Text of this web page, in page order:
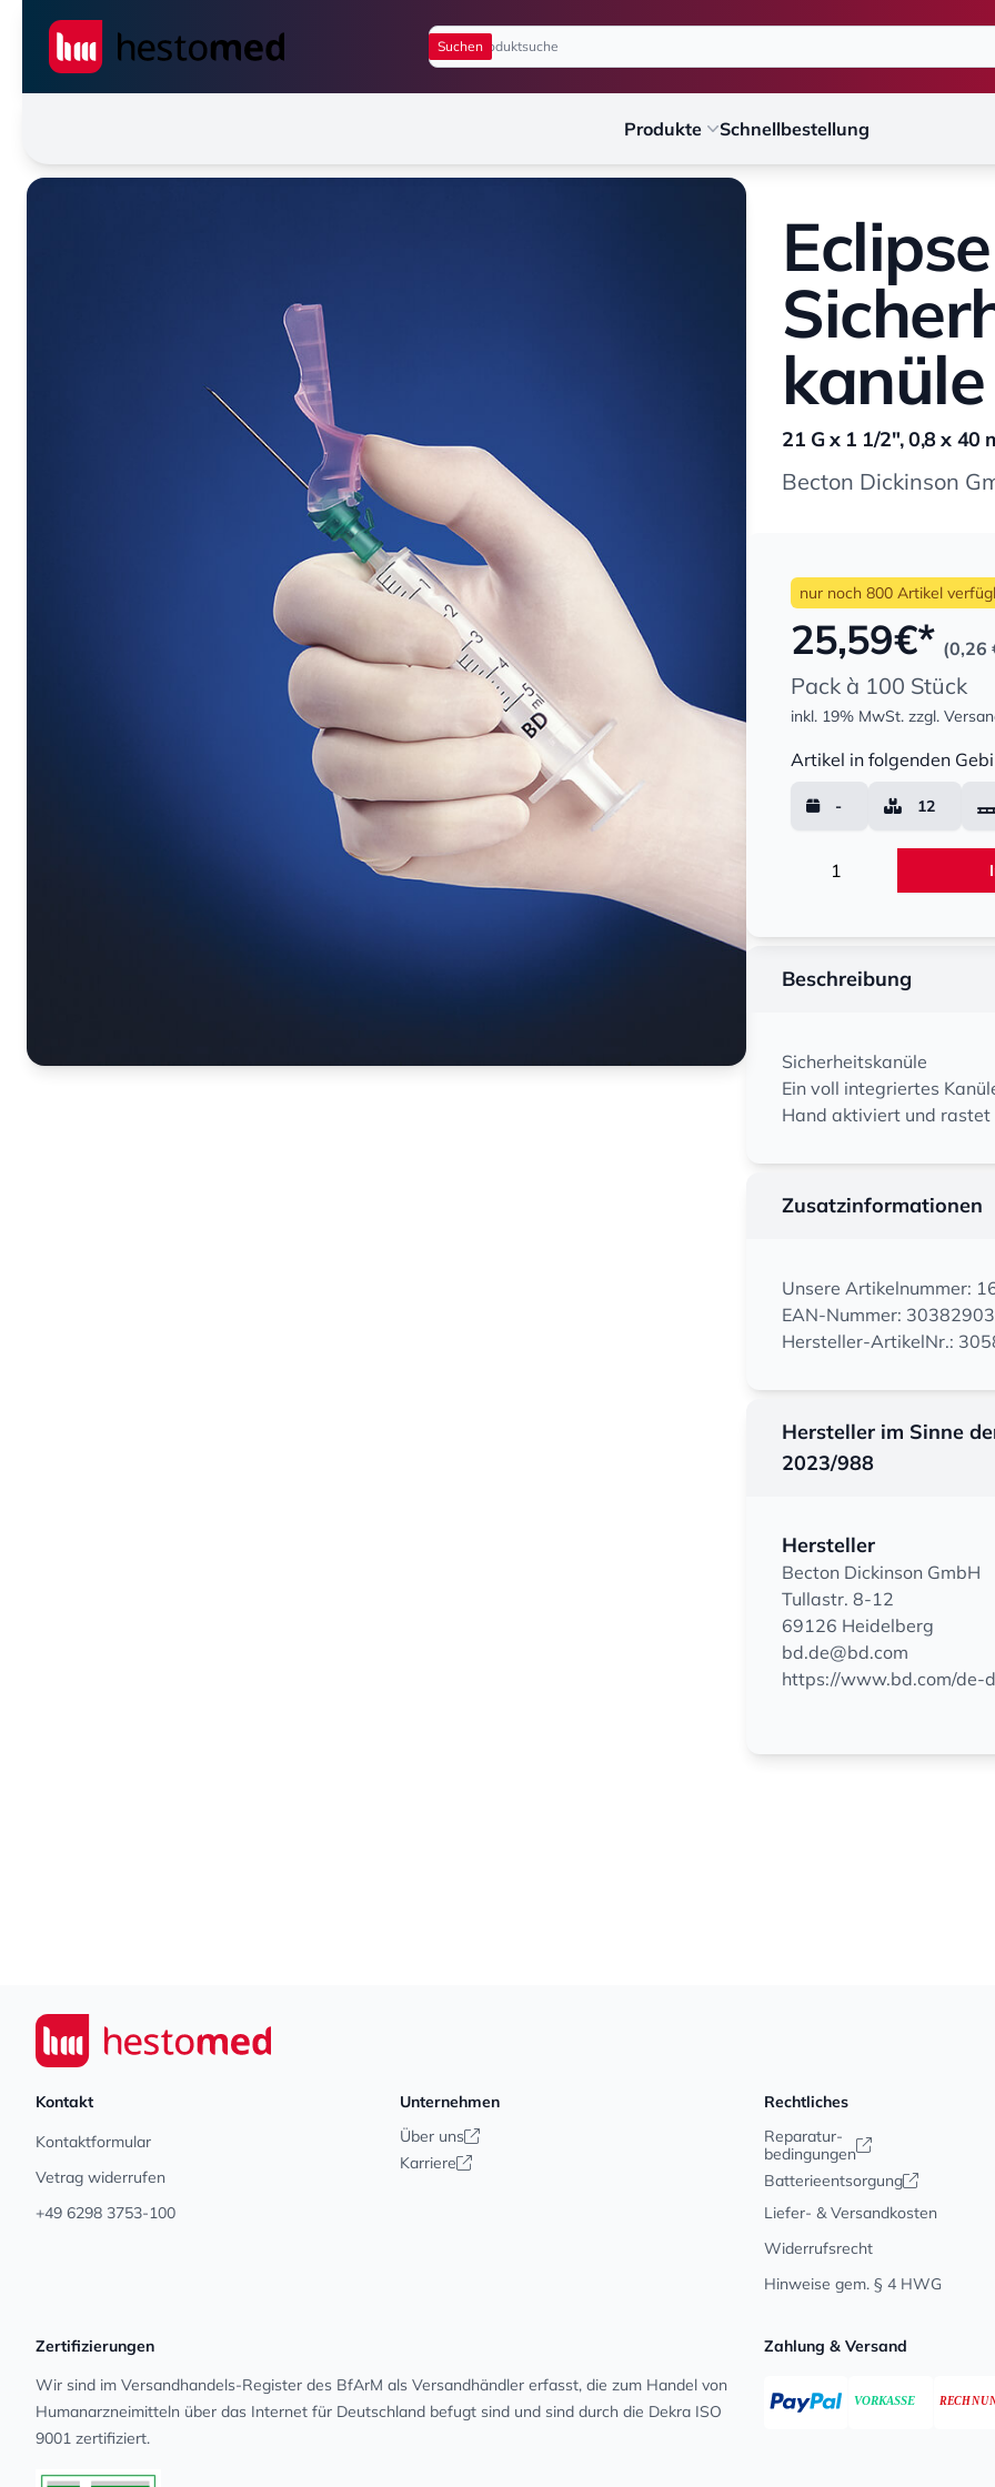
Seiwert GmbH
Produkte Schnellbestellung
Eclipse
21 G x 1 1/2", 0,8 x 40
Becton Dickinson
nur noch 800 Artikel
25,59€* (0,26
Pack à 100 Stück
inkl. 19% MwSt. zzgl.
Artikel in folgenden
- 12
Beschreibung
Sicherheitskanüle
Ein voll integriertes
Hand aktiviert und rastet
Zusatzinformationen
Unsere Artikelnummer:
EAN-Nummer:
Hersteller-ArtikelNr.:
Hersteller im Sinne
2023/988
Hersteller
Becton Dickinson GmbH
Tullastr. 8-12
69126 Heidelberg
bd.de@bd.com
https://www.bd.com/de-
Seiwert GmbH
Kontakt
Kontaktformular
Vetrag widerrufen
+49 6298 3753-100
Unternehmen
Über uns
Karriere
Rechtliches
Reparatur-
bedingungen
Batterieentsorgung
Liefer- & Versandkosten
Widerrufsrecht
Hinweise gem. § 4 HWG
Zertifizierungen
Wir sind im Versandhandels-Register des BfArM als Versandhändler erfasst, die zum Handel von
Human­arz­nei­mit­teln über das Internet für Deutschland befugt sind und sind durch die Dekra ISO
9001 zertifiziert.
Zahlung & Versand